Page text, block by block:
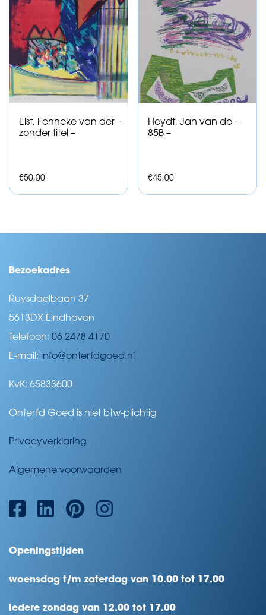
Elst, Fenneke van der –
zonder titel –
€50,00
Heydt, Jan van de –
85B –
€45,00
Bezoekadres
Ruysdaelbaan 37
5613DX Eindhoven
Telefoon: 06 2478 4170
E-mail: info@onterfdgoed.nl
KvK: 65833600
Onterfd Goed is niet btw-plichtig
Privacyverklaring
Algemene voorwaarden
Openingstijden
woensdag t/m zaterdag van 10.00 tot 17.00
iedere zondag van 12.00 tot 17.00